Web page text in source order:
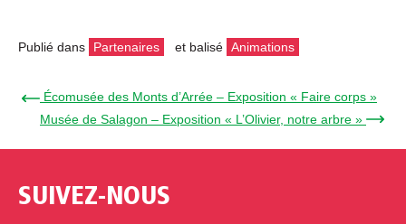
Publié dans Partenaires et balisé Animations
← Écomusée des Monts d’Arrée – Exposition « Faire corps »
Musée de Salagon – Exposition « L’Olivier, notre arbre » →
SUIVEZ-NOUS